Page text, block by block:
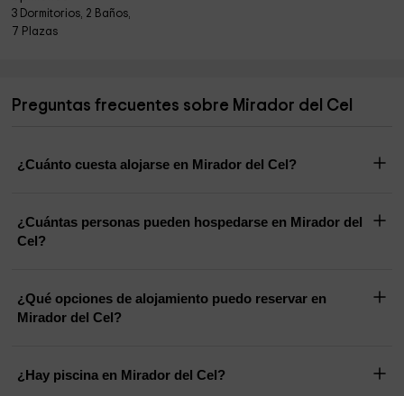
3 Dormitorios, 2 Baños,
7 Plazas
Preguntas frecuentes sobre Mirador del Cel
¿Cuánto cuesta alojarse en Mirador del Cel?
¿Cuántas personas pueden hospedarse en Mirador del
Cel?
¿Qué opciones de alojamiento puedo reservar en
Mirador del Cel?
¿Hay piscina en Mirador del Cel?